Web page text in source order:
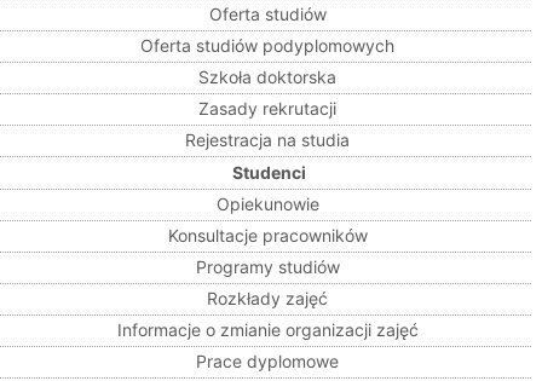
Oferta studiów
Oferta studiów podyplomowych
Szkoła doktorska
Zasady rekrutacji
Rejestracja na studia
Studenci
Opiekunowie
Konsultacje pracowników
Programy studiów
Rozkłady zajęć
Informacje o zmianie organizacji zajęć
Prace dyplomowe